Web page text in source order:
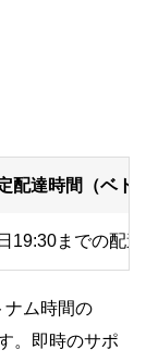
配達時間（ベト
19:30までの配
ナム時間の
。即時のサポ